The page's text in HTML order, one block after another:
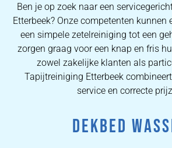
Ben je op zoek naar een
Etterbeek? Onze competenten kunnen
een simpele zetelreiniging tot een
zorgen graag voor een knap en fris
zowel zakelijke klanten als
Tapijtreiniging Etterbeek
service en correcte
DEKBED